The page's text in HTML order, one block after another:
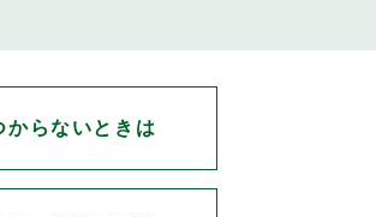
からないときは